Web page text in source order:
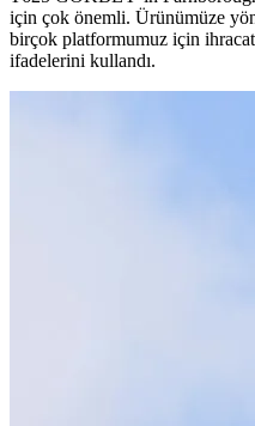
için çok önemli. Ürünümüze
birçok platformumuz için
ifadelerini kullandı.